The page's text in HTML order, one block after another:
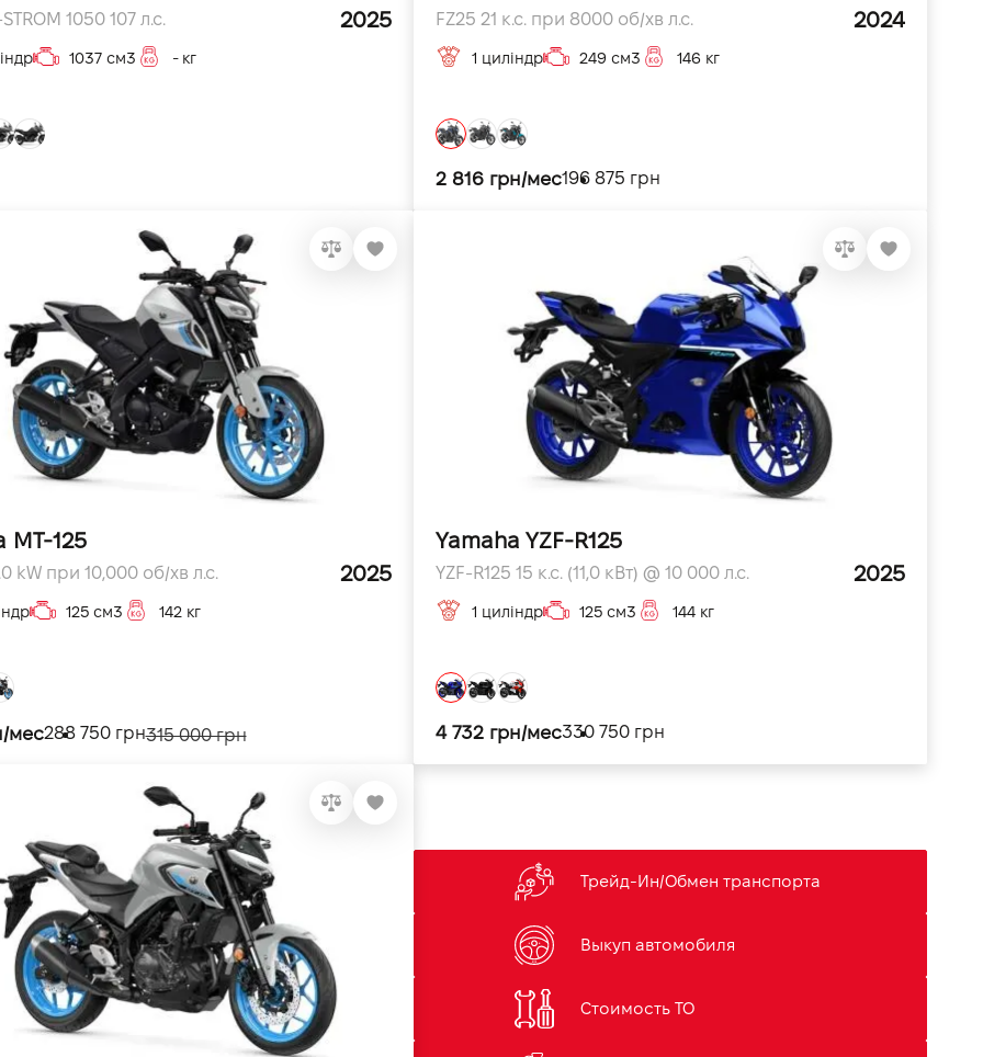
1050 107 л.с. 2025
1037 см3 - кг
FZ25 21 к.с. при 8000 об/хв л.с. 2024
1 циліндр 249 см3 146 кг
2 816 грн/мес196 875 грн
MT-125
kW при 10,000 об/хв л.с. 2025
125 см3 142 кг
мес288 750 грн315 000 грн
Yamaha YZF-R125
YZF-R125 15 к.с. (11,0 кВт) @ 10 000 л.с. 2025
1 циліндр 125 см3 144 кг
4 732 грн/мес330 750 грн
Трейд-Ин/Обмен транспорта
Выкуп автомобиля
Стоимость ТО